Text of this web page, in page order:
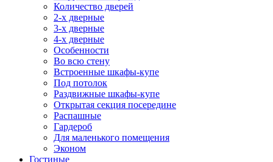
Количество дверей
2-х дверные
3-х дверные
4-х дверные
Особенности
Во всю стену
Встроенные шкафы-купе
Под потолок
Раздвижные шкафы-купе
Открытая секция посередине
Распашные
Гардероб
Для маленького помещения
Эконом
Гостиные